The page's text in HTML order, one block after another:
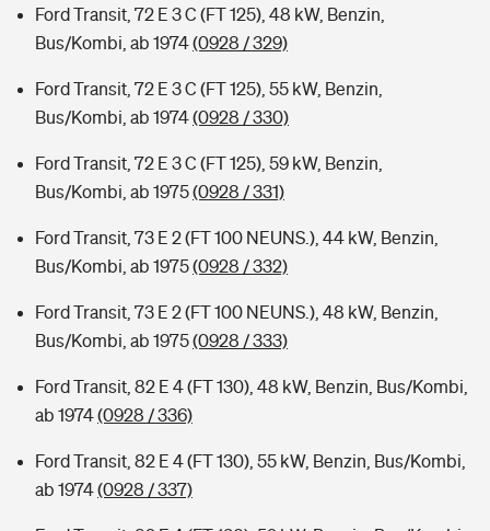
Ford Transit, 72 E 3 C (FT 125), 48 kW, Benzin,
Bus/Kombi, ab 1974(0928 / 329)
Ford Transit, 72 E 3 C (FT 125), 55 kW, Benzin,
Bus/Kombi, ab 1974(0928 / 330)
Ford Transit, 72 E 3 C (FT 125), 59 kW, Benzin,
Bus/Kombi, ab 1975(0928 / 331)
Ford Transit, 73 E 2 (FT 100 NEUNS.), 44 kW, Benzin,
Bus/Kombi, ab 1975(0928 / 332)
Ford Transit, 73 E 2 (FT 100 NEUNS.), 48 kW, Benzin,
Bus/Kombi, ab 1975(0928 / 333)
Ford Transit, 82 E 4 (FT 130), 48 kW, Benzin, Bus/Kombi,
ab 1974(0928 / 336)
Ford Transit, 82 E 4 (FT 130), 55 kW, Benzin, Bus/Kombi,
ab 1974(0928 / 337)